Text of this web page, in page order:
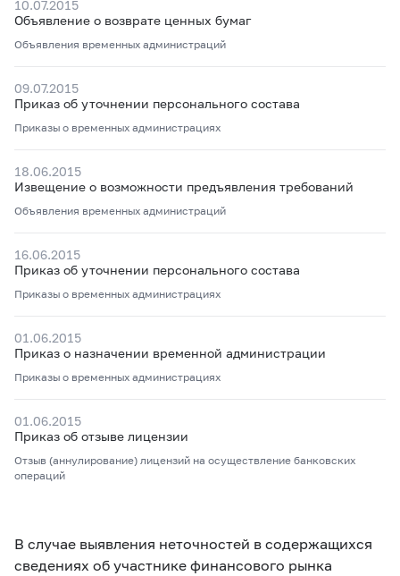
10.07.2015
Объявление о возврате ценных бумаг
Объявления временных администраций
09.07.2015
Приказ об уточнении персонального состава
Приказы о временных администрациях
18.06.2015
Извещение о возможности предъявления требований
Объявления временных администраций
16.06.2015
Приказ об уточнении персонального состава
Приказы о временных администрациях
01.06.2015
Приказ о назначении временной администрации
Приказы о временных администрациях
01.06.2015
Приказ об отзыве лицензии
Отзыв (аннулирование) лицензий на осуществление банковских
операций
В случае выявления неточностей в содержащихся
сведениях об участнике финансового рынка